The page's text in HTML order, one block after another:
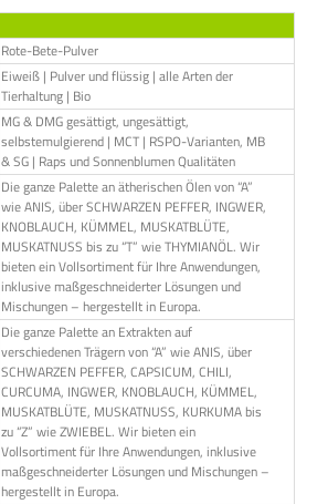
Rote-Bete-Pulver
Eiweiß | Pulver und flüssig | alle Arten der
Tierhaltung | Bio
MG & DMG gesättigt, ungesättigt,
selbstemulgierend | MCT | RSPO-Varianten, MB
& SG | Raps und Sonnenblumen Qualitäten
Die ganze Palette an ätherischen Ölen von “A”
wie ANIS, über SCHWARZEN PEFFER, INGWER,
KNOBLAUCH, KÜMMEL, MUSKATBLÜTE,
MUSKATNUSS bis zu “T” wie THYMIANÖL. Wir
bieten ein Vollsortiment für Ihre Anwendungen,
inklusive maßgeschneiderter Lösungen und
Mischungen – hergestellt in Europa.
Die ganze Palette an Extrakten auf
verschiedenen Trägern von “A” wie ANIS, über
SCHWARZEN PEFFER, CAPSICUM, CHILI,
CURCUMA, INGWER, KNOBLAUCH, KÜMMEL,
MUSKATBLÜTE, MUSKATNUSS, KURKUMA bis
zu “Z” wie ZWIEBEL. Wir bieten ein
Vollsortiment für Ihre Anwendungen, inklusive
maßgeschneiderter Lösungen und Mischungen –
hergestellt in Europa.